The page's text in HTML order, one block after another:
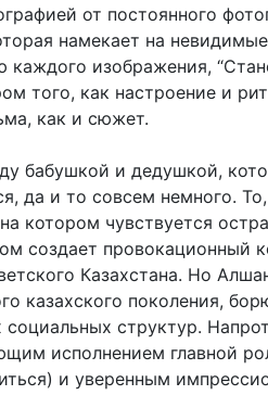
от постоянного
намекает на
изображения,
того, как настроение и
как и сюжет.
бабушкой и дедушкой,
да и то совсем немного.
котором чувствуется
создает провокационный
Казахстана. Но
казахского поколения,
структур.
исполнением главной
и уверенным